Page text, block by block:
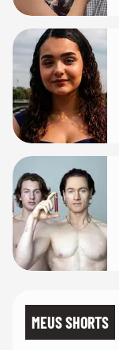
MEUS SHORTS